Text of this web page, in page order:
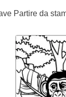
Partire da